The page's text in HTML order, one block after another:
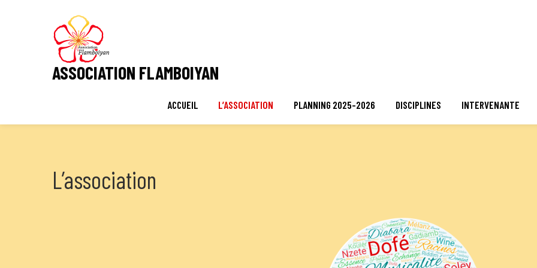
ASSOCIATION FLAMBOIYAN
ACCUEIL L’ASSOCIATION PLANNING 2025-2026 DISCIPLINES INTERVENANTE
L’association